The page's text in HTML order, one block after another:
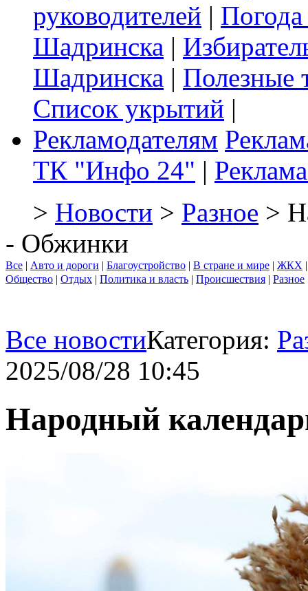
руководителей |
Шадринска |
Шадринска | Полезные
Список укрытий |
Рекламодателям
ТК "Инфо 24" |
> Новости > Разное >
- Обжинки
Все | Авто и дороги | Благоустройство | В стране и мире | ЖКХ
Общество | Отдых | Политика и власть | Происшествия | Разное
Все новостиКатегория:
2025/08/28 10:45
Народный